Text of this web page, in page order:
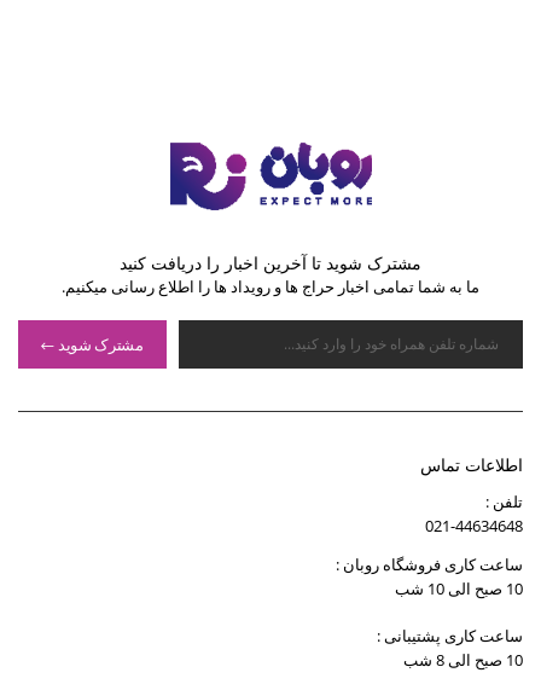
مشترک شوید تا آخرین اخبار را دریافت کنید
ما به شما تمامی اخبار حراج ها و رویداد ها را اطلاع رسانی میکنیم.
مشترک شوید
اطلاعات تماس
تلفن :
021-44634648
ساعت کاری فروشگاه روبان :
10 صبح الی 10 شب
ساعت کاری پشتیبانی :
10 صبح الی 8 شب